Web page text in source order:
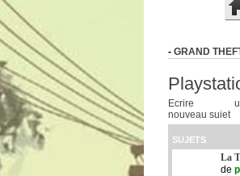
- GRAND
Ecrire
nouveau sujet
SUJETS
La
de